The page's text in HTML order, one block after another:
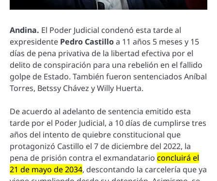
Andina. El Poder Judicial condenó esta tarde al
expresidente Pedro Castilloa 11 años 5 meses y 15
días de pena privativa de la libertad efectiva por el
delito de conspiración para una rebelión en el fallido
golpe de Estado. También fueron sentenciados Aníbal
Torres, Betssy Chávez y Willy Huerta.
De acuerdo al adelanto de sentencia emitido esta
tarde por el Poder Judicial, a 10 días de cumplirse tres
años del intento de quiebre constitucional que
protagonizó Castillo el 7 de diciembre del 2022, la
pena de prisión contra el exmandatario concluirá el
21 de mayo de 2034, descontando la carcelería que ya